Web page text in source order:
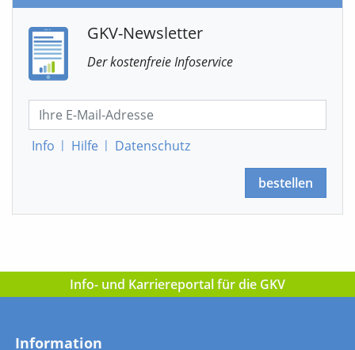
GKV-Newsletter
Der kostenfreie Infoservice
Info | Hilfe | Datenschutz
bestellen
Info- und Karriereportal für die GKV
Information